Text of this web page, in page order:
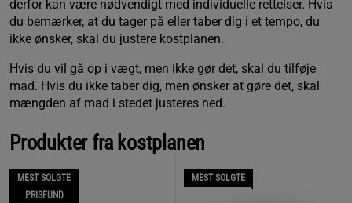
derfor kan være nødvendigt med individuelle rettelser. Hvis
du bemærker, at du tager på eller taber dig i et tempo, du
ikke ønsker, skal du justere kostplanen.
Hvis du vil gå op i vægt, men ikke gør det, skal du tilføje
mad. Hvis du ikke taber dig, men ønsker at gøre det, skal
mængden af ​​mad i stedet justeres ned.
Produkter fra kostplanen
MEST SOLGTE
PRISFUND
MEST SOLGTE